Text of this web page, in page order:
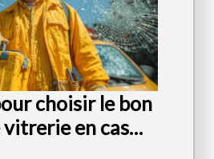
choisir le bon
en cas